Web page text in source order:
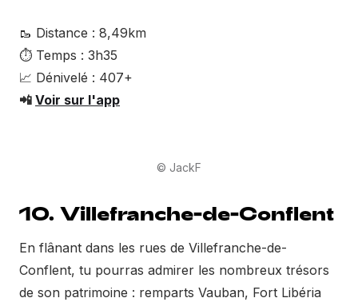
🥾 Distance : 8,49km
⏱ Temps : 3h35
📈 Dénivelé : 407+
📲 Voir sur l'app
© JackF
10. Villefranche-de-Conflent
En flânant dans les rues de Villefranche-de-
Conflent, tu pourras admirer les nombreux trésors
de son patrimoine : remparts Vauban, Fort Libéria